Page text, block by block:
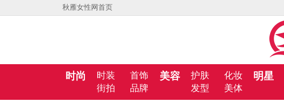
秋雁女性网首页
时尚 时装
首饰
街拍
品牌
美容 护肤
化妆
发型
美体
明星